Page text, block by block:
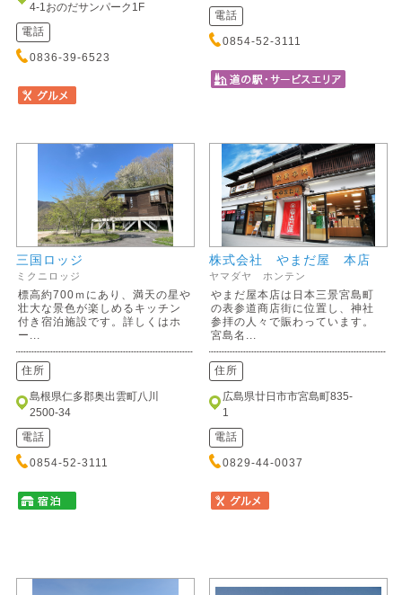
4-1おのだサンパーク1F
電話
0836-39-6523
電話
0854-52-3111
三国ロッジ
ミクニロッジ
標高約700ｍにあり、満天の星や
壮大な景色が楽しめるキッチン
付き宿泊施設です。詳しくはホ
ー...
住所
島根県仁多郡奥出雲町八川
2500-34
電話
0854-52-3111
株式会社 やまだ屋 本店
ヤマダヤ ホンテン
やまだ屋本店は日本三景宮島町
の表参道商店街に位置し、神社
参拝の人々で賑わっています。
宮島名...
住所
広島県廿日市市宮島町835-
1
電話
0829-44-0037